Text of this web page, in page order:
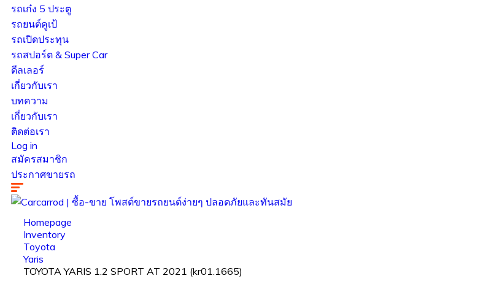
รถเก๋ง 5 ประตู
รถยนต์คูเป้
รถเปิดประทุน
รถสปอร์ต & Super Car
ดีลเลอร์
เกี่ยวกับเรา
บทความ
เกี่ยวกับเรา
ติดต่อเรา
Log in
สมัครสมาชิก
ประกาศขายรถ
Homepage
Inventory
Toyota
Yaris
TOYOTA YARIS 1.2 SPORT AT 2021 (kr01.1665)